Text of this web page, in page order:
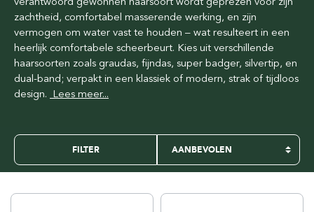
zachtheid, comfortabel masserende werking, en zijn
vermogen om water vast te houden – wat resulteert in een
heerlijk comfortabele scheerbeurt. Kies uit verschillende
haarsoorten zoals graudas, fijndas, super badger, silvertip, en
dual-band; verpakt in een klassiek of modern, strak of tijdloos
design. Lees meer...
FILTER